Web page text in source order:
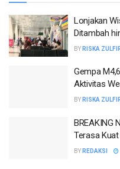
Lonjakan
Ditambah
BY RISKA
Gempa
Aktivitas
BY RISKA
BREAKING
Terasa
BY REDAKSI